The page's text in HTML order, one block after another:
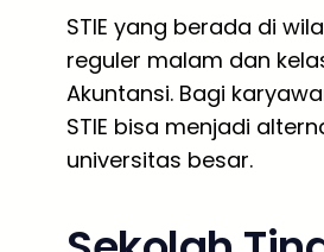
STIE yang berada di
reguler malam dan
Akuntansi. Bagi
STIE bisa menjadi
universitas besar.